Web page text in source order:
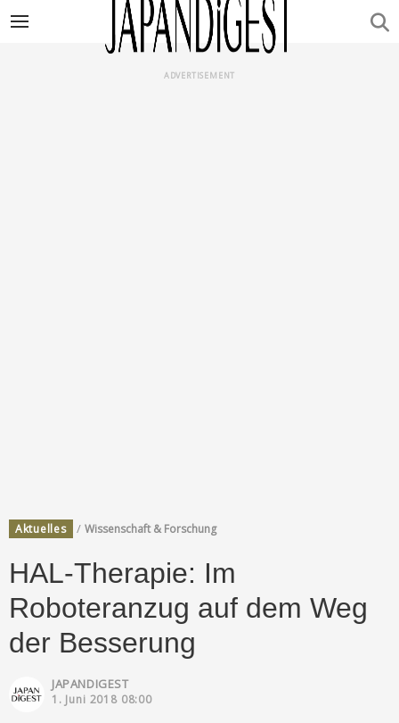
ADVERTISEMENT
Aktuelles / Wissenschaft & Forschung
HAL-Therapie: Im
Roboteranzug auf dem Weg
der Besserung
JAPANDIGEST
1. Juni 2018 08:00